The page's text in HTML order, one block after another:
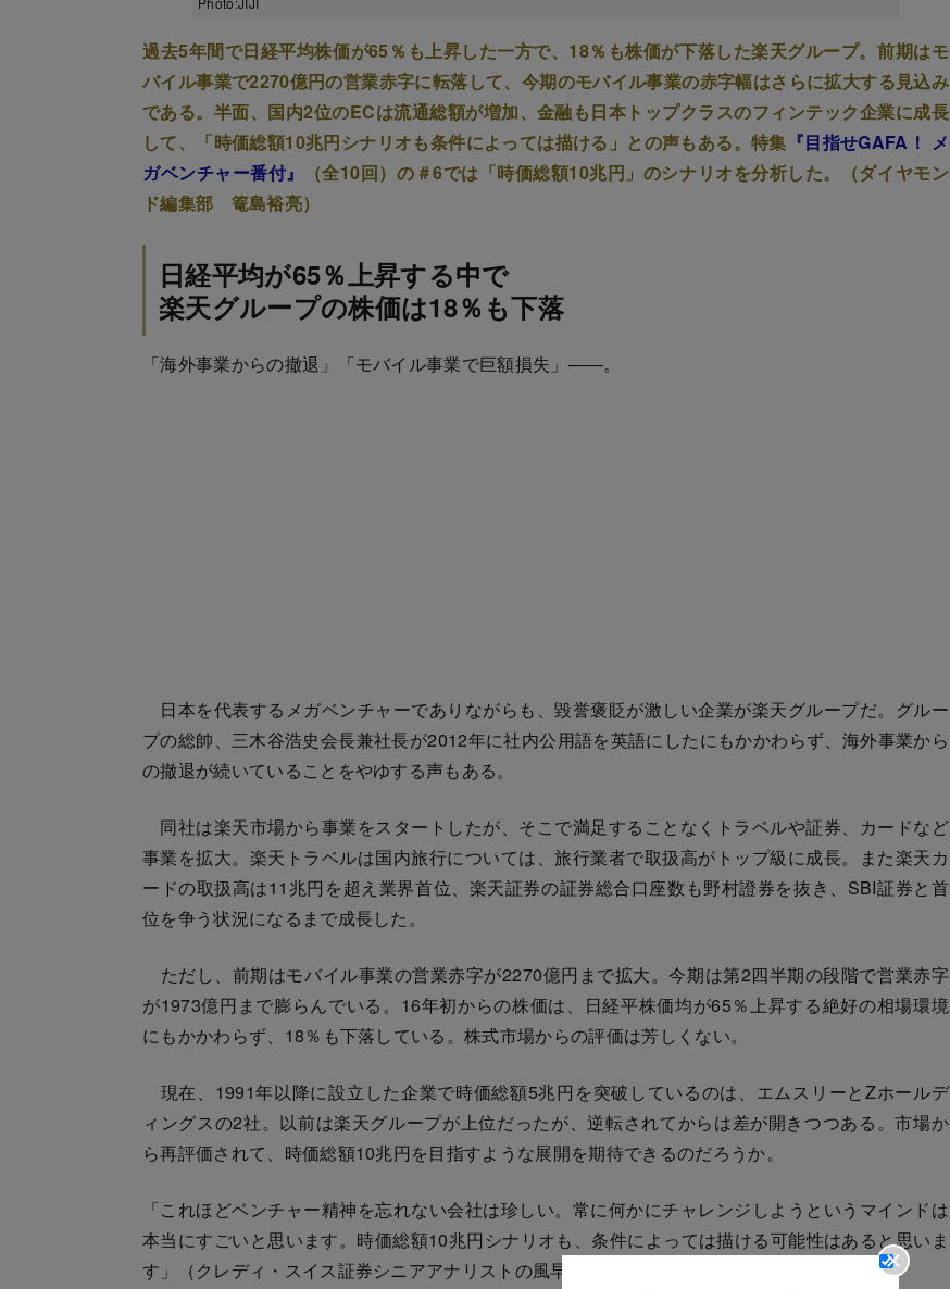
過去5年間で日経平均株価が65％も上昇した一方で、18％も株価が下落した楽天グループ。前期はモ
バイル事業で2270億円の営業赤字に転落して、今期のモバイル事業の赤字幅はさらに拡大する見込み
である。半面、国内2位のECは流通総額が増加、金融も日本トップクラスのフィンテック企業に成長
して、「時価総額10兆円シナリオも条件によっては描ける」との声もある。特集 『目指せGAFA！ メ
ガベンチャー番付』
（全10回）の＃6では「時価総額10兆円」のシナリオを分析した。（ダイヤモン
ド編集部 篭島裕亮）
日経平均が65％上昇する中で
楽天グループの株価は18％も下落
「海外事業からの撤退」「モバイル事業で巨額損失」――。
日本を代表するメガベンチャーでありながらも、毀誉褒貶が激しい企業が楽天グループだ。グルー
プの総帥、三木谷浩史会長兼社長が2012年に社内公用語を英語にしたにもかかわらず、海外事業から
の撤退が続いていることをやゆする声もある。
同社は楽天市場から事業をスタートしたが、そこで満足することなくトラベルや証券、カードなど
事業を拡大。楽天トラベルは国内旅行については、旅行業者で取扱高がトップ級に成長。また楽天カ
ードの取扱高は11兆円を超え業界首位、楽天証券の証券総合口座数も野村證券を抜き、SBI証券と首
位を争う状況になるまで成長した。
ただし、前期はモバイル事業の営業赤字が2270億円まで拡大。今期は第2四半期の段階で営業赤字
が1973億円まで膨らんでいる。16年初からの株価は、日経平株価均が65％上昇する絶好の相場環境
にもかかわらず、18％も下落している。株式市場からの評価は芳しくない。
現在、1991年以降に設立した企業で時価総額5兆円を突破しているのは、エムスリーとZホールデ
ィングスの2社。以前は楽天グループが上位だったが、逆転されてからは差が開きつつある。市場か
ら再評価されて、時価総額10兆円を目指すような展開を期待できるのだろうか。
「これほどベンチャー精神を忘れない会社は珍しい。常に何かにチャレンジしようというマインドは
本当にすごいと思います。時価総額10兆円シナリオも、条件によっては描ける可能性はあると思いま
す」（クレディ・スイス証券シニアアナリストの風早隆弘氏）